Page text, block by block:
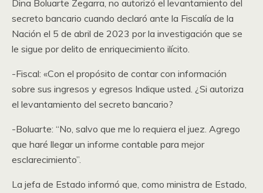
Dina Boluarte Zegarra, no autorizó el levantamiento del
secreto bancario cuando declaró ante la Fiscalía de la
Nación el 5 de abril de 2023 por la investigación que se
le sigue por delito de enriquecimiento ilícito.
-Fiscal: «Con el propósito de contar con información
sobre sus ingresos y egresos Indique usted. ¿Si autoriza
el levantamiento del secreto bancario?
-Boluarte: “No, salvo que me lo requiera el juez. Agrego
que haré llegar un informe contable para mejor
esclarecimiento”.
La jefa de Estado informó que, como ministra de Estado,